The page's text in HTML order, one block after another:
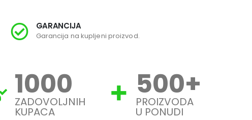
GARANCIJA
Garancija na kupljeni proizvod.
1000
ZADOVOLJNIH
KUPACA
500+
PROIZVODA
U PONUDI